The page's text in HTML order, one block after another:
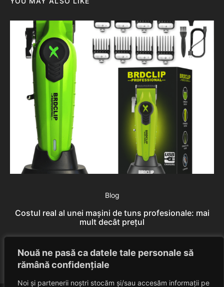
Nouă ne pasă ca datele tale personale să
rămână confidențiale
Noi și partenerii noștri stocăm și/sau accesăm informații pe
Blog
Costul real al unei mașini de tuns profesionale: mai
mult decât prețul
Rares Szabo August 9, 2026